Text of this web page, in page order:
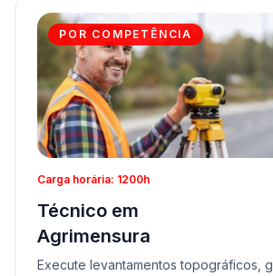
POR COMPETÊNCIA
Carga horária: 1200h
Técnico em
Agrimensura
Execute levantamentos topográficos,